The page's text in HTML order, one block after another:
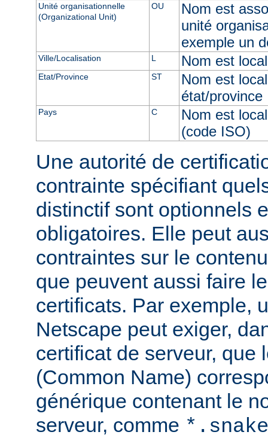
Unité organisationnelle
(Organizational Unit)
OU
Nom est
unité
exemple un
Ville/Localisation L Nom est
Etat/Province ST
Nom est
état/province
Pays C
Nom est
(code ISO)
Une autorité de
contrainte spécifiant
distinctif sont optionnels
obligatoires. Elle peut
contraintes sur le
que peuvent aussi faire
certificats. Par exemple,
Netscape peut exiger,
certificat de serveur, que
(Common Name)
générique contenant le
serveur, comme